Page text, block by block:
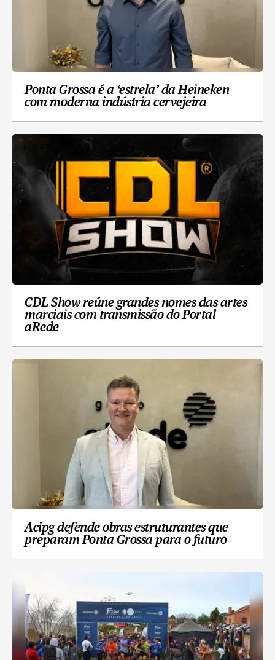
Ponta Grossa é a ‘estrela’ da Heineken
com moderna indústria cervejeira
CDL Show reúne grandes nomes das artes
marciais com transmissão do Portal
aRede
Acipg defende obras estruturantes que
preparam Ponta Grossa para o futuro